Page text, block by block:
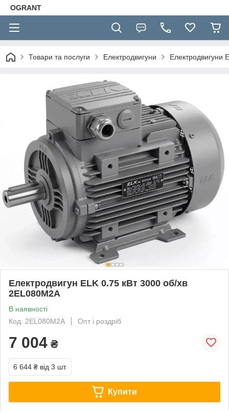
OGRANT
Товари та послуги Електродвигуни Електродвигуни
Електродвигун ELK 0.75 кВт 3000 об/хв
2EL080M2A
В наявності
Код: 2EL080M2A
Опт і роздріб
7 004 ₴
6 644 ₴ від 3 шт.
Купити